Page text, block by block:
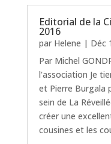
Editorial de la
2016
par Helene | Déc
Par Michel
l'association Je
et Pierre Burgala
sein de La
créer une
cousines et les